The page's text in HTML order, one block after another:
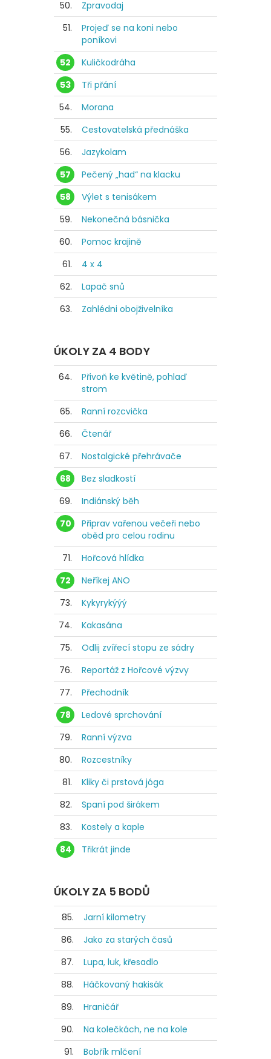
50.
Zpravodaj
51.
Projeď se na koni nebo
poníkovi
52
Kuličkodráha
53
Tři přání
54.
Morana
55.
Cestovatelská přednáška
56.
Jazykolam
57
Pečený „had“ na klacku
58
Výlet s tenisákem
59.
Nekonečná básnička
60.
Pomoc krajině
61.
4 x 4
62.
Lapač snů
63.
Zahlédni obojživelníka
ÚKOLY ZA 4 BODY
64.
Přivoň ke květině, pohlaď
strom
65.
Ranní rozcvička
66.
Čtenář
67.
Nostalgické přehrávače
68
Bez sladkostí
69.
Indiánský běh
70
Připrav vařenou večeři nebo
oběd pro celou rodinu
71.
Hořcová hlídka
72
Neříkej ANO
73.
Kykyrykýýý
74.
Kakasána
75.
Odlij zvířecí stopu ze sádry
76.
Reportáž z Hořcové výzvy
77.
Přechodník
78
Ledové sprchování
79.
Ranní výzva
80.
Rozcestníky
81.
Kliky či prstová jóga
82.
Spaní pod širákem
83.
Kostely a kaple
84
Třikrát jinde
ÚKOLY ZA 5 BODŮ
85.
Jarní kilometry
86.
Jako za starých časů
87.
Lupa, luk, křesadlo
88.
Háčkovaný hakisák
89.
Hraničář
90.
Na kolečkách, ne na kole
91.
Bobřík mlčení